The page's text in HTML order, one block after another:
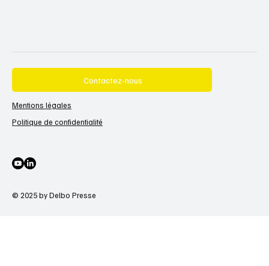
© 2025 by Delbo Presse
Contactez-nous
Mentions légales
Politique de confidentialité